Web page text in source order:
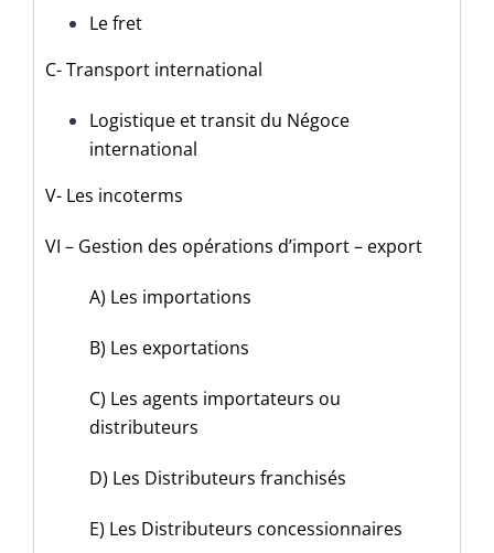
Le fret
C- Transport international
Logistique et transit du Négoce
international
V- Les incoterms
VI – Gestion des opérations d’import – export
A) Les importations
B) Les exportations
C) Les agents importateurs ou
distributeurs
D) Les Distributeurs franchisés
E) Les Distributeurs concessionnaires